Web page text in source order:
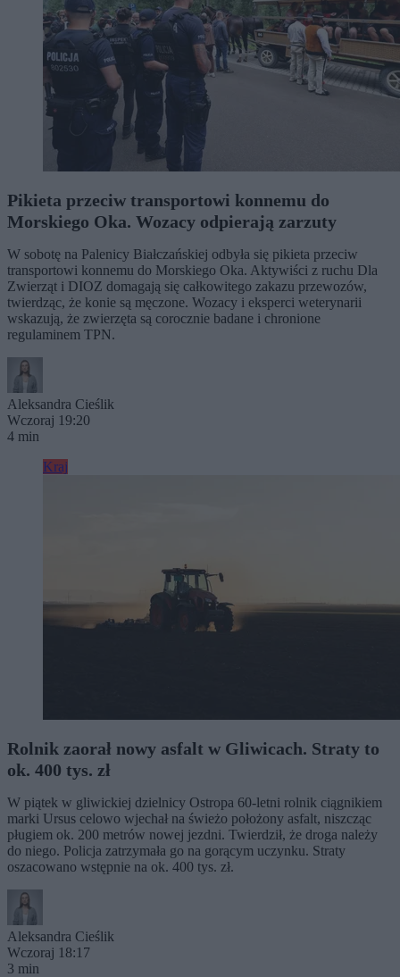
Pikieta przeciw transportowi konnemu do
Morskiego Oka. Wozacy odpierają zarzuty
W sobotę na Palenicy Białczańskiej odbyła się pikieta przeciw
transportowi konnemu do Morskiego Oka. Aktywiści z ruchu Dla
Zwierząt i DIOZ domagają się całkowitego zakazu przewozów,
twierdząc, że konie są męczone. Wozacy i eksperci weterynarii
wskazują, że zwierzęta są corocznie badane i chronione
regulaminem TPN.
Aleksandra Cieślik
Wczoraj 19:20
4 min
Kraj
Rolnik zaorał nowy asfalt w Gliwicach. Straty to
ok. 400 tys. zł
W piątek w gliwickiej dzielnicy Ostropa 60-letni rolnik ciągnikiem
marki Ursus celowo wjechał na świeżo położony asfalt, niszcząc
pługiem ok. 200 metrów nowej jezdni. Twierdził, że droga należy
do niego. Policja zatrzymała go na gorącym uczynku. Straty
oszacowano wstępnie na ok. 400 tys. zł.
Aleksandra Cieślik
Wczoraj 18:17
3 min